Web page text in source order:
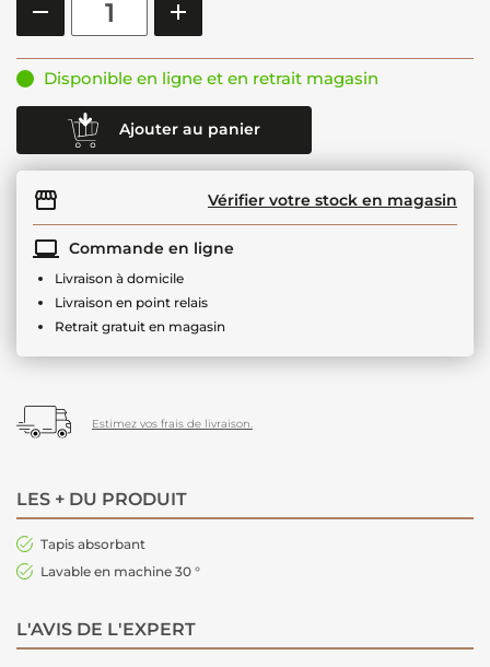
Disponible en ligne et en retrait magasin
Ajouter au panier
Vérifier votre stock en magasin
Commande en ligne
Livraison à domicile
Livraison en point relais
Retrait gratuit en magasin
Estimez vos frais de livraison.
LES + DU PRODUIT
Tapis absorbant
Lavable en machine 30 °
L'AVIS DE L'EXPERT